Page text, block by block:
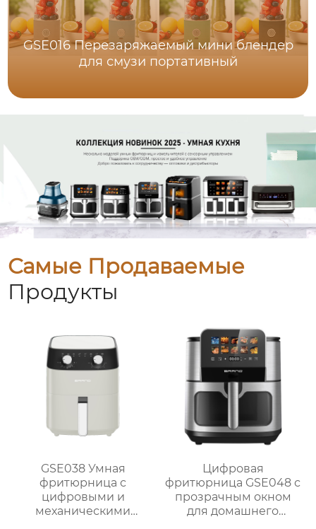
GSE016 Перезаряжаемый мини блендер
для смузи портативный
Самые Продаваемые
Продукты
GSE038 Умная
фритюрница с
цифровыми и
механическими
Цифровая
фритюрница GSE048 с
прозрачным окном
для домашнего